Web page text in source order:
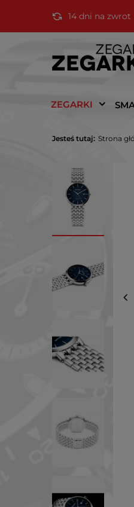
14 dni na zwrot
ZEGARKI
Jesteś tutaj: Strona